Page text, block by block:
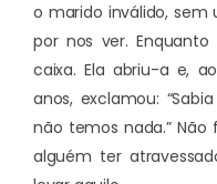
o marido inválido, sem
por nos ver.
caixa. Ela abriu-a e,
anos, exclamou:
não temos nada.”
alguém ter